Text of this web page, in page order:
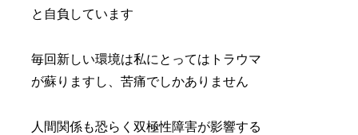
と自負しています
毎回新しい環境は私にとってはトラウマ
が蘇りますし、苦痛でしかありません
人間関係も恐らく双極性障害が影響する